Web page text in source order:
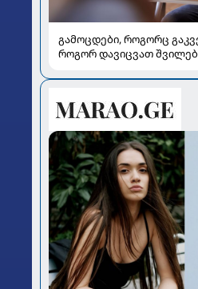
გამოცდები, როგორც
როგორ დავიცვათ